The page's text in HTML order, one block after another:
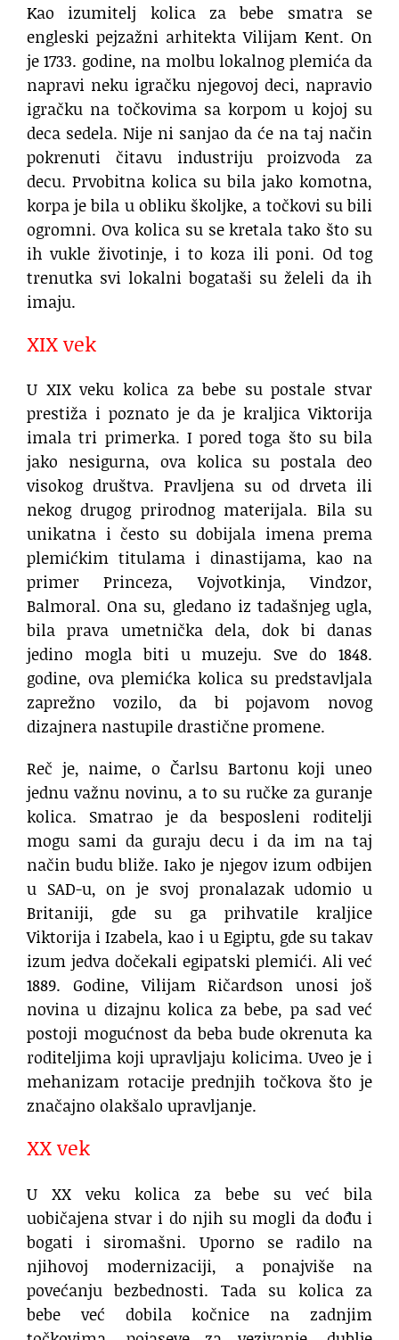
Kao izumitelj kolica za bebe smatra se
engleski pejzažni arhitekta Vilijam Kent. On
je 1733. godine, na molbu lokalnog plemića da
napravi neku igračku njegovoj deci, napravio
igračku na točkovima sa korpom u kojoj su
deca sedela. Nije ni sanjao da će na taj način
pokrenuti čitavu industriju proizvoda za
decu. Prvobitna kolica su bila jako komotna,
korpa je bila u obliku školjke, a točkovi su bili
ogromni. Ova kolica su se kretala tako što su
ih vukle životinje, i to koza ili poni. Od tog
trenutka svi lokalni bogataši su želeli da ih
imaju.
XIX vek
U XIX veku kolica za bebe su postale stvar
prestiža i poznato je da je kraljica Viktorija
imala tri primerka. I pored toga što su bila
jako nesigurna, ova kolica su postala deo
visokog društva. Pravljena su od drveta ili
nekog drugog prirodnog materijala. Bila su
unikatna i često su dobijala imena prema
plemićkim titulama i dinastijama, kao na
primer Princeza, Vojvotkinja, Vindzor,
Balmoral. Ona su, gledano iz tadašnjeg ugla,
bila prava umetnička dela, dok bi danas
jedino mogla biti u muzeju. Sve do 1848.
godine, ova plemićka kolica su predstavljala
zaprežno vozilo, da bi pojavom novog
dizajnera nastupile drastične promene.
Reč je, naime, o Čarlsu Bartonu koji uneo
jednu važnu novinu, a to su ručke za guranje
kolica. Smatrao je da besposleni roditelji
mogu sami da guraju decu i da im na taj
način budu bliže. Iako je njegov izum odbijen
u SAD-u, on je svoj pronalazak udomio u
Britaniji, gde su ga prihvatile kraljice
Viktorija i Izabela, kao i u Egiptu, gde su takav
izum jedva dočekali egipatski plemići. Ali već
1889. Godine, Vilijam Ričardson unosi još
novina u dizajnu kolica za bebe, pa sad već
postoji mogućnost da beba bude okrenuta ka
roditeljima koji upravljaju kolicima. Uveo je i
mehanizam rotacije prednjih točkova što je
značajno olakšalo upravljanje.
XX vek
U XX veku kolica za bebe su već bila
uobičajena stvar i do njih su mogli da dođu i
bogati i siromašni. Uporno se radilo na
njihovoj modernizaciji, a ponajviše na
povećanju bezbednosti. Tada su kolica za
bebe već dobila kočnice na zadnjim